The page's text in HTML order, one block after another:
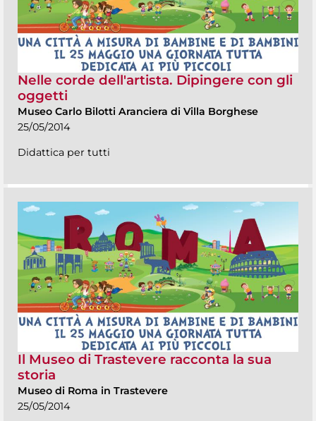
Nelle corde dell'artista. Dipingere con gli
oggetti
Museo Carlo Bilotti Aranciera di Villa Borghese
25/05/2014
Didattica per tutti
Il Museo di Trastevere racconta la sua
storia
Museo di Roma in Trastevere
25/05/2014